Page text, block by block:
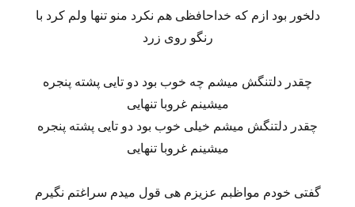
دلخور بود ازم که خداحافظی هم نکرد منو تنها ولم کرد با
رنگو روی زرد
چقدر دلتنگش میشم چه خوب بود دو تایی پشته پنجره
میشینم غروبا تنهایی
چقدر دلتنگش میشم خیلی خوب بود دو تایی پشته پنجره
میشینم غروبا تنهایی
گفتی خودم مواظبم عزیزم هی قول میدم سراغتم نگیرم